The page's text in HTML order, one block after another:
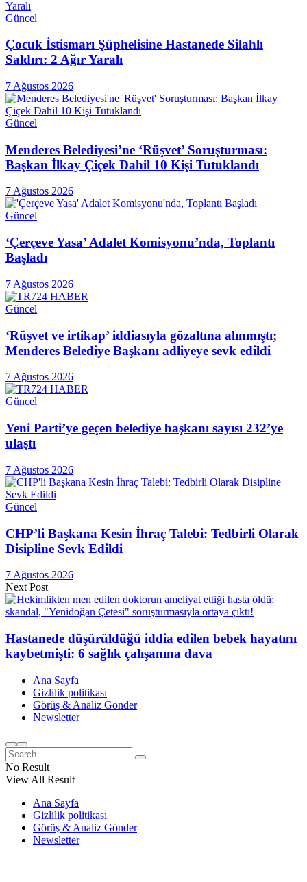
Güncel
Çocuk İstismarı Şüphelisine Hastanede Silahlı
Saldırı: 2 Ağır Yaralı
7 Ağustos 2026
Güncel
Menderes Belediyesi’ne ‘Rüşvet’ Soruşturması:
Başkan İlkay Çiçek Dahil 10 Kişi Tutuklandı
7 Ağustos 2026
Güncel
‘Çerçeve Yasa’ Adalet Komisyonu’nda, Toplantı
Başladı
7 Ağustos 2026
Güncel
‘Rüşvet ve irtikap’ iddiasıyla gözaltına alınmıştı;
Menderes Belediye Başkanı adliyeye sevk edildi
7 Ağustos 2026
Güncel
Yeni Parti’ye geçen belediye başkanı sayısı 232’ye
ulaştı
7 Ağustos 2026
Güncel
CHP’li Başkana Kesin İhraç Talebi: Tedbirli Olarak
Disipline Sevk Edildi
7 Ağustos 2026
Next Post
Hastanede düşürüldüğü iddia edilen bebek hayatını
kaybetmişti: 6 sağlık çalışanına dava
Ana Sayfa
Gizlilik politikası
Görüş & Analiz Gönder
Newsletter
No Result
View All Result
Ana Sayfa
Gizlilik politikası
Görüş & Analiz Gönder
Newsletter